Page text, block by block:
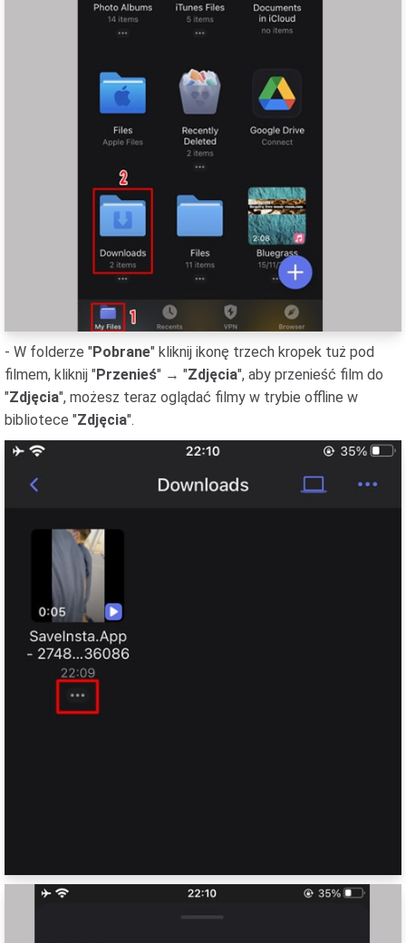
- W folderze "Pobrane" kliknij ikonę trzech kropek tuż pod
filmem, kliknij "Przenieś" → "Zdjęcia", aby przenieść film do
"Zdjęcia", możesz teraz oglądać filmy w trybie offline w
bibliotece "Zdjęcia".